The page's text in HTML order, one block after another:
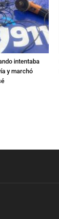
intentaba
y marchó